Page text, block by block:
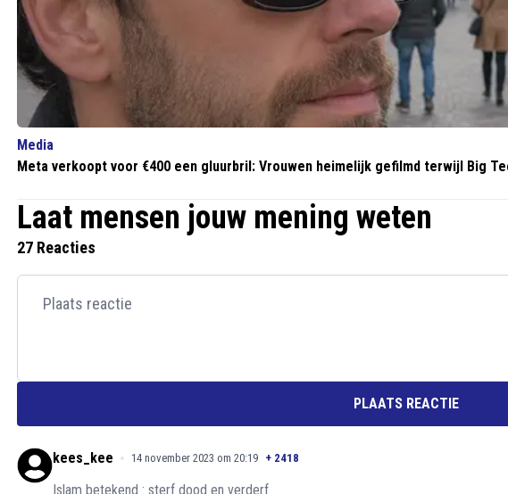
Media
Meta verkoopt voor €400 een gluurbril: Vrouwen heimelijk gefilmd terwijl Big
Laat mensen jouw mening weten
27 Reacties
PLAATS REACTIE
kees_kee 14 november 2023 om 20:19 + 2418
Islam betekend : sterf dood en verderf